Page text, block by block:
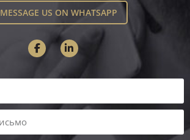
MESSAGE US ON WHATSAPP